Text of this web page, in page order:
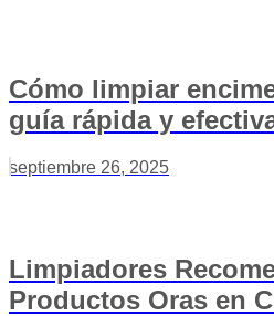
Cómo limpiar
guía rápida y
septiembre 26, 2025
Limpiadores
Productos Oras en